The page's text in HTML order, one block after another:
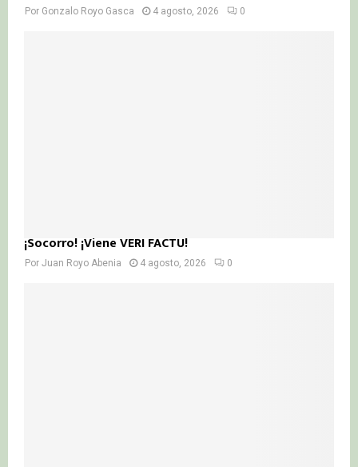
Por Gonzalo Royo Gasca 4 agosto, 2026 0
¡Socorro! ¡Viene VERI FACTU!
Por Juan Royo Abenia 4 agosto, 2026 0